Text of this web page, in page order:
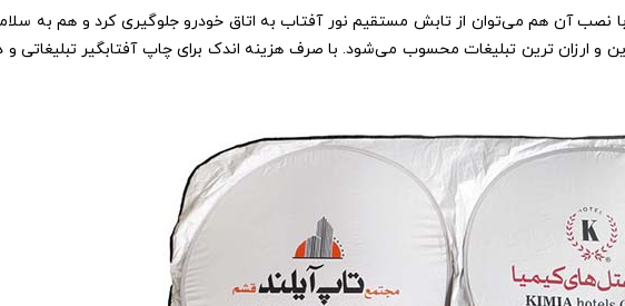
با نصب آن هم می‌توان از تابش مستقیم نور آفتاب به اتاق خودرو جلوگیری کرد و هم به
و ارزان ترین تبلیغات محسوب می‌شود. با صرف هزینه اندک برای چاپ آفتابگیر تبلیغاتی